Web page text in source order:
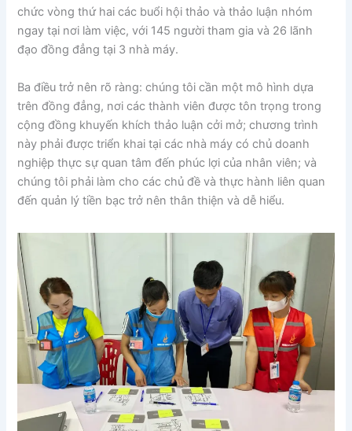
chức vòng thứ hai các buổi hội thảo và thảo luận nhóm
ngay tại nơi làm việc, với 145 người tham gia và 26 lãnh
đạo đồng đẳng tại 3 nhà máy.
Ba điều trở nên rõ ràng: chúng tôi cần một mô hình dựa
trên đồng đẳng, nơi các thành viên được tôn trọng trong
cộng đồng khuyến khích thảo luận cởi mở; chương trình
này phải được triển khai tại các nhà máy có chủ doanh
nghiệp thực sự quan tâm đến phúc lợi của nhân viên; và
chúng tôi phải làm cho các chủ đề và thực hành liên quan
đến quản lý tiền bạc trở nên thân thiện và dễ hiểu.